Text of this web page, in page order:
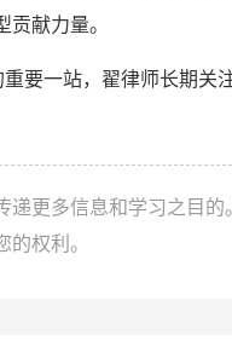
献力量。
要一站，翟律师长期关
更多信息和学习之目
权利。